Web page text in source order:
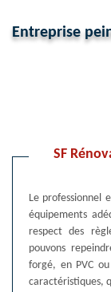
Entreprise
SF
Le professionnel
équipements
respect des
pouvons
forgé, en PVC
caractéristiques,